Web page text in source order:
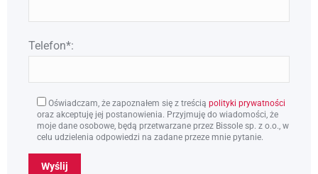
Telefon*:
Oświadczam, że zapoznałem się z treścią polityki prywatności
oraz akceptuję jej postanowienia. Przyjmuję do wiadomości, że
moje dane osobowe, będą przetwarzane przez Bissole sp. z o.o., w
celu udzielenia odpowiedzi na zadane przeze mnie pytanie.